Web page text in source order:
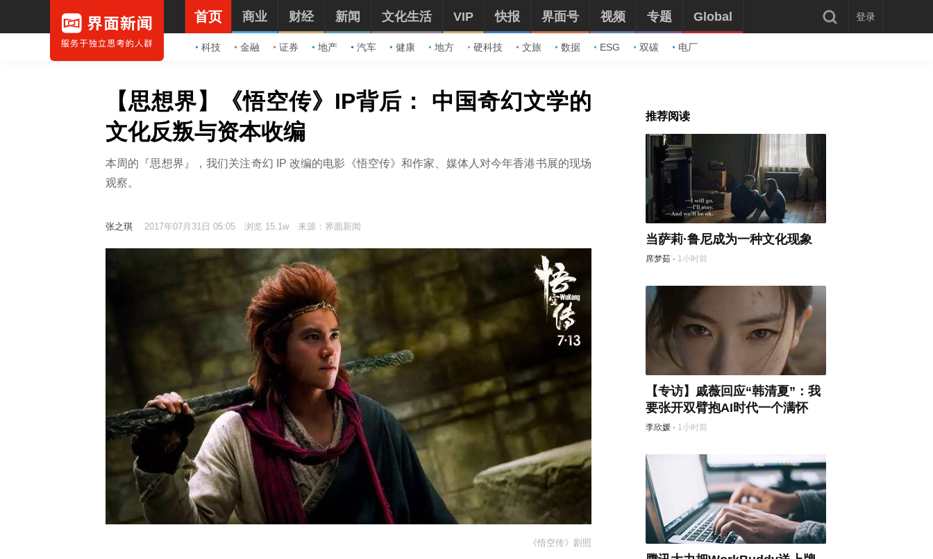
首页
科技 金融 证券 地产 汽车 健康 地方 硬科技 文旅 数据 ESG 双碳 电厂
商业 财经 新闻 文化生活 VIP 快报 界面号 视频 专题 Global 登录
【思想界】《悟空传》IP背后： 中国奇幻文学的
文化反叛与资本收编
本周的『思想界』，我们关注奇幻 IP 改编的电影《悟空传》和作家、媒体人对今年香港书展的现场
观察。
张之琪 2017年07月31日 05:05 浏览 15.1w 来源：界面新闻
《悟空传》剧照
推荐阅读
当萨莉·鲁尼成为一种文化现象
席梦茹 · 1小时前
【专访】戚薇回应“韩清夏”：我
要张开双臂抱AI时代一个满怀
李欣媛 · 1小时前